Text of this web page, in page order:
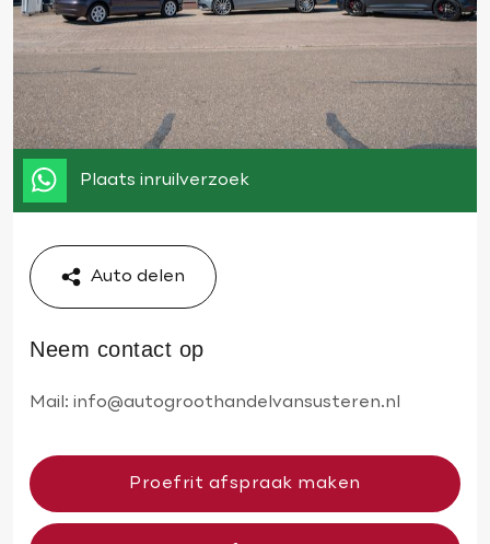
Plaats inruilverzoek
Auto delen
Neem contact op
Mail: info@autogroothandelvansusteren.nl
Proefrit afspraak maken